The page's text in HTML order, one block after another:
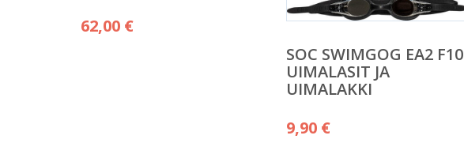
62,00 €
SOC SWIMGOG EA2 F10
UIMALASIT JA
UIMALAKKI
9,90 €